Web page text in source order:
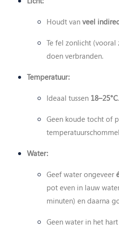
Houdt van veel
Te fel zonlicht (vooral
doen verbranden.
Temperatuur:
Ideaal tussen 18–25°C.
Geen koude tocht of
Water:
Geef water ongeveer
pot even in lauw
minuten) en daarna
Geen water in het